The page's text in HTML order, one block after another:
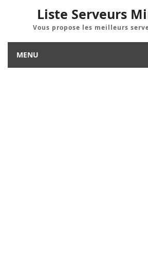
Liste Serveurs
Vous propose les meilleurs
MENU